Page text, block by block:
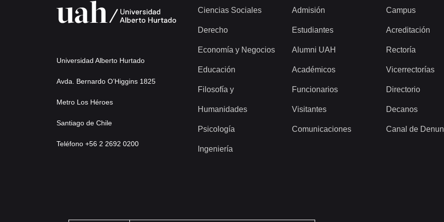
Universidad Alberto Hurtado
Avda. Bernardo O’Higgins 1825
Metro Los Héroes
Santiago de Chile
Teléfono +56 2 2692 0200
Ciencias Sociales
Derecho
Economía y Negocios
Educación
Filosofía y
Humanidades
Psicología
Ingeniería
Admisión
Estudiantes
Alumni UAH
Académicos
Funcionarios
Visitantes
Comunicaciones
Campus
Acreditación
Rectoría
Vicerrectorías
Directorio
Decanos
Canal de